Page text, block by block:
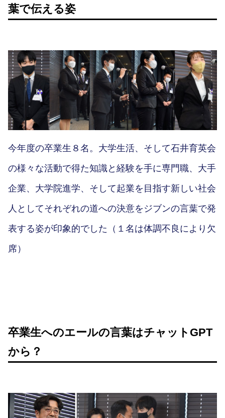
葉で伝える姿
今年度の卒業生８名。大学生活、そして石井育英会
の様々な活動で得た知識と経験を手に専門職、大手
企業、大学院進学、そして起業を目指す新しい社会
人としてそれぞれの道への決意をジブンの言葉で発
表する姿が印象的でした（１名は体調不良により欠
席）
卒業生へのエールの言葉はチャットGPT
から？